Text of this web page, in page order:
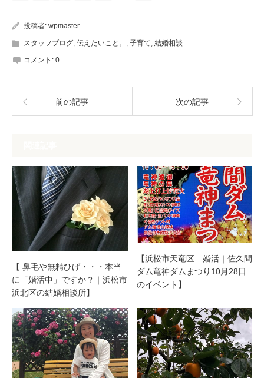
投稿者: wpmaster
スタッフブログ, 伝えたいこと。 , 子育て, 結婚相談
コメント: 0
前の記事 次の記事
【 鼻毛や無精ひげ・・・本当
に「婚活中」ですか？｜浜松市
浜北区の結婚相談所】
【浜松市天竜区 婚活｜佐久間
ダム竜神ダムまつり10月28日
のイベント】